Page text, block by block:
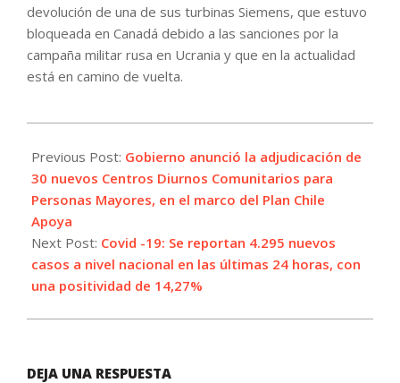
devolución de una de sus turbinas Siemens, que estuvo
bloqueada en Canadá debido a las sanciones por la
campaña militar rusa en Ucrania y que en la actualidad
está en camino de vuelta.
07-
26
Previous Post: Gobierno anunció la adjudicación de
30 nuevos Centros Diurnos Comunitarios para
Personas Mayores, en el marco del Plan Chile
Apoya
Next Post: Covid -19: Se reportan 4.295 nuevos
casos a nivel nacional en las últimas 24 horas, con
una positividad de 14,27%
DEJA UNA RESPUESTA